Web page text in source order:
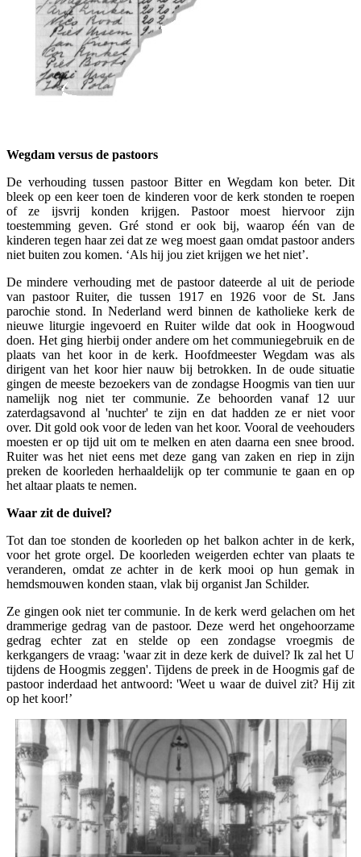
Wegdam versus de pastoors
De verhouding tussen pastoor Bitter en Wegdam kon beter. Dit
bleek op een keer toen de kinderen voor de kerk stonden te roepen
of ze ijsvrij konden krijgen. Pastoor moest hiervoor zijn
toestemming geven. Gré stond er ook bij, waarop één van de
kinderen tegen haar zei dat ze weg moest gaan omdat pastoor anders
niet buiten zou komen. ‘Als hij jou ziet krijgen we het niet’.
De mindere verhouding met de pastoor dateerde al uit de periode
van pastoor Ruiter, die tussen 1917 en 1926 voor de St. Jans
parochie stond. In Nederland werd binnen de katholieke kerk de
nieuwe liturgie ingevoerd en Ruiter wilde dat ook in Hoogwoud
doen. Het ging hierbij onder andere om het communiegebruik en de
plaats van het koor in de kerk. Hoofdmeester Wegdam was als
dirigent van het koor hier nauw bij betrokken. In de oude situatie
gingen de meeste bezoekers van de zondagse Hoogmis van tien uur
namelijk nog niet ter communie. Ze behoorden vanaf 12 uur
zaterdagsavond al 'nuchter' te zijn en dat hadden ze er niet voor
over. Dit gold ook voor de leden van het koor. Vooral de veehouders
moesten er op tijd uit om te melken en aten daarna een snee brood.
Ruiter was het niet eens met deze gang van zaken en riep in zijn
preken de koorleden herhaaldelijk op ter communie te gaan en op
het altaar plaats te nemen.
Waar zit de duivel?
Tot dan toe stonden de koorleden op het balkon achter in de kerk,
voor het grote orgel. De koorleden weigerden echter van plaats te
veranderen, omdat ze achter in de kerk mooi op hun gemak in
hemdsmouwen konden staan, vlak bij organist Jan Schilder.
Ze gingen ook niet ter communie. In de kerk werd gelachen om het
drammerige gedrag van de pastoor. Deze werd het ongehoorzame
gedrag echter zat en stelde op een zondagse vroegmis de
kerkgangers de vraag: 'waar zit in deze kerk de duivel? Ik zal het U
tijdens de Hoogmis zeggen'. Tijdens de preek in de Hoogmis gaf de
pastoor inderdaad het antwoord: 'Weet u waar de duivel zit? Hij zit
op het koor!’